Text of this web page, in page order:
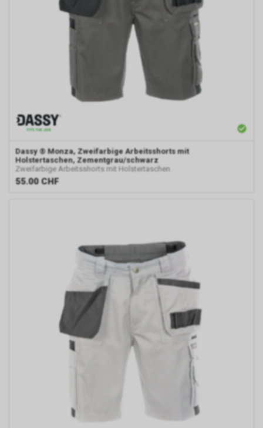
Dassy ® Monza, Zweifarbige Arbeitsshorts mit
Holstertaschen, Zementgrau/schwarz
Zweifarbige Arbeitsshorts mit Holstertaschen
55.00 CHF